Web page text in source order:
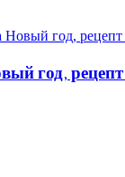
год,